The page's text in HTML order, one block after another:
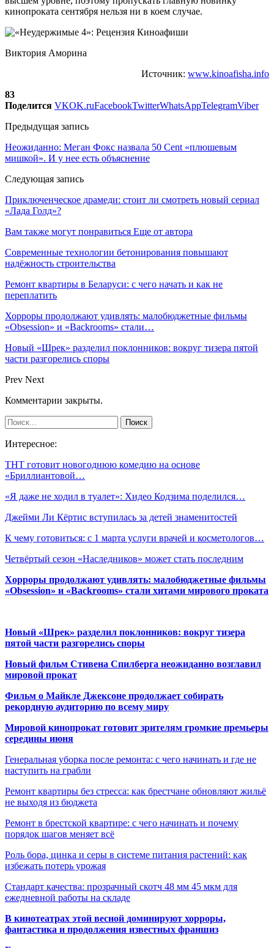
кинопроката сентября нельзя ни в коем случае.
Виктория Аморина
Источник: www.kinoafisha.info
83
Поделится VKOK.ruFacebookTwitterWhatsAppTelegramViber
Предыдущая запись
Неожиданно: Меган Фокс назвала 50 Cent «плюшевым
мишкой». И у нее есть объяснение
Следующая запись
Приключенческое драмеди: стоит ли смотреть новый сериал
«Лада Голд»?
Вам также могут понравиться Еще от автора
Современные технологии бетонирования повышают
надёжность строительства
Ремонт квартиры в Беларуси: с чего начать и как не
переплатить
Хорроры продолжают удивлять: малобюджетные фильмы
«Obsession» и «Backrooms» стали…
Новый «Шрек» разделил поклонников: вокруг тизера пятой
части разгорелись споры
Prev Next
Комментарии закрыты.
Интересное:
ТНТ готовит новогоднюю комедию на основе
«Бриллиантовой…
«Я даже не ходил в туалет»: Хидео Кодзима поделился…
Джейми Ли Кёртис вступилась за детей знаменитостей
К чему готовиться: с 1 марта услуги врачей и косметологов…
Четвёртый сезон «Наследников» может стать последним
Хорроры продолжают удивлять: малобюджетные фильмы
«Obsession» и «Backrooms» стали хитами мирового проката
Новый «Шрек» разделил поклонников: вокруг тизера
пятой части разгорелись споры
Новый фильм Стивена Спилберга неожиданно возглавил
мировой прокат
Фильм о Майкле Джексоне продолжает собирать
рекордную аудиторию по всему миру
Мировой кинопрокат готовит зрителям громкие премьеры
середины июня
Генеральная уборка после ремонта: с чего начинать и где не
наступить на грабли
Ремонт квартиры без стресса: как брестчане обновляют жильё
не выходя из бюджета
Ремонт в брестской квартире: с чего начинать и почему
порядок шагов меняет всё
Роль бора, цинка и серы в системе питания растений: как
избежать потерь урожая
Стандарт качества: прозрачный скотч 48 мм 45 мкм для
ежедневной работы на складе
В кинотеатрах этой весной доминируют хорроры,
фантастика и продолжения известных франшиз